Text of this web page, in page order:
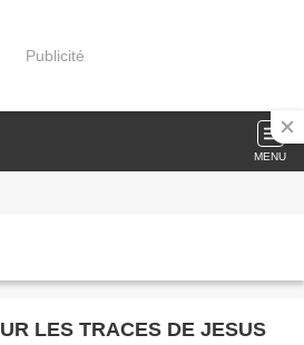
Publicité
MENU
LES TRACES DE JESUS